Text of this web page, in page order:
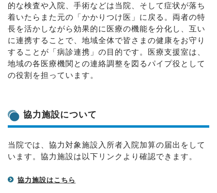
的な検査や入院、手術などは当院、そして症状が落ち
着いたらまた元の「かかりつけ医」に戻る。両者の特
長を活かしながら効果的に医療の機能を分化し、互い
に連携することで、地域全体で皆さまの健康をお守り
することが「病診連携」の目的です。医療支援室は、
地域の各医療機関との連絡調整を図るパイプ役として
の役割を担っています。
協力施設について
当院では、協力対象施設入所者入院加算の届出をして
います。協力施設は以下リンクより確認できます。
協力施設はこちら